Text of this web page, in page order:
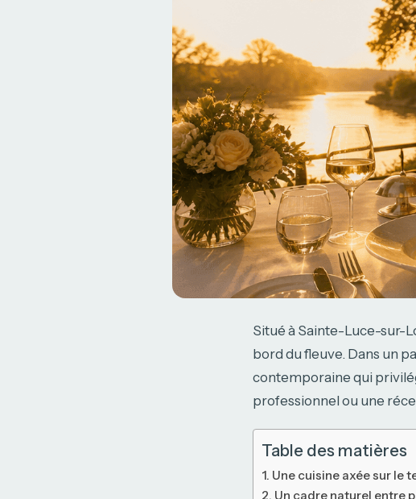
Situé à Sainte-Luce-sur-
bord du fleuve. Dans un
contemporaine qui
professionnel ou une
Table des matières
Une cuisine axée sur le
Un cadre naturel entre